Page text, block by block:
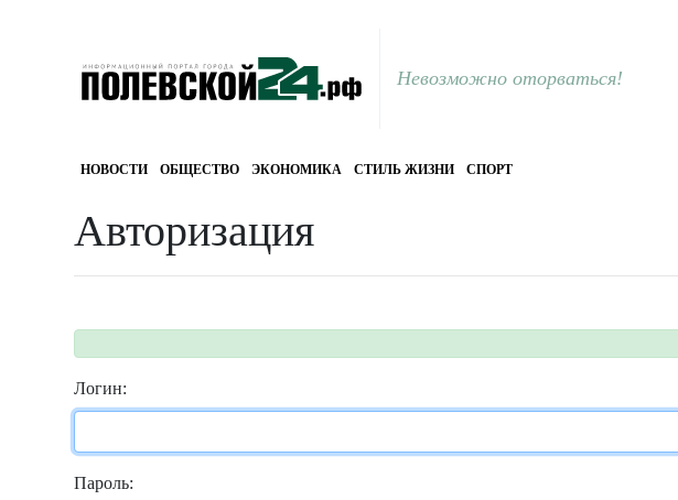
Невозможно оторваться!
НОВОСТИ ОБЩЕСТВО ЭКОНОМИКА СТИЛЬ ЖИЗНИ СПОРТ
Авторизация
Логин:
Пароль: